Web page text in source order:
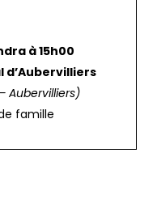
à 15h00
Aubervilliers)
famille